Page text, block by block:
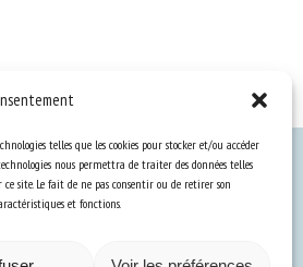
telles que les cookies pour stocker et/ou accéder
nous permettra de traiter des données telles
site. Le fait de ne pas consentir ou de retirer son
et fonctions.